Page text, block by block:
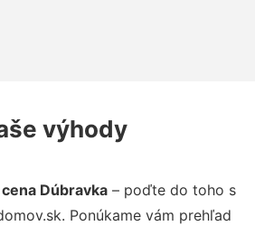
výhody
Dúbravka– poďte do toho s
Ponúkame vám prehľad